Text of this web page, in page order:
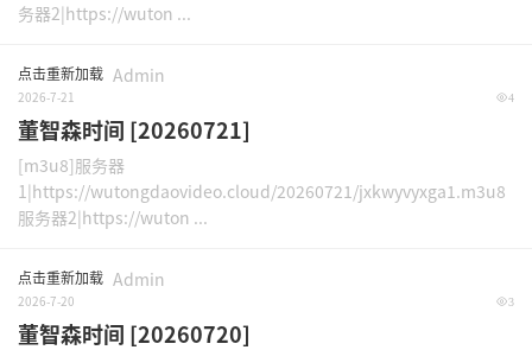
务器2|https://wuton ...
点击重新加载 Admin
2026-7-21 4
董智森时间 [20260721]
[m3u8]服务器
1|https://wutongdaovideo.cloud/20260721/jxkwyvyxga1.m3u8
服务器2|https://wuton ...
点击重新加载 Admin
2026-7-20 3
董智森时间 [20260720]